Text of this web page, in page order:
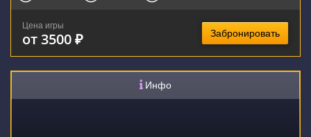
Цена игры
от 3500 ₽ Забронировать
Инфо